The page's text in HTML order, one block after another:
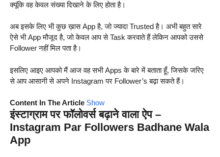
क्यूंकि वह केवल संख्या दिखाने के लिए होता है।
अब इसके लिए भी कुछ ख़ास App है, जो ज्यादा Trusted है। अभी बहुत सारे
ऐसे भी App मौजूद है, जो केवल आप से Task करवाते हैं लेकिन आपको उससे
Follower नहीं मिल पता है।
इसलिए आइए आपको मैं आज वह सभी Apps के बारे में बताता हूँ, जिसके जरिए
से आप आसानी से अपने Instagram पर Follower’s बढ़ा सकते हैं।
Content In The Article Show
इंस्टाग्राम पर फॉलोवर्स बढ़ाने वाला ऐप –
Instagram Par Followers Badhane Wala
App